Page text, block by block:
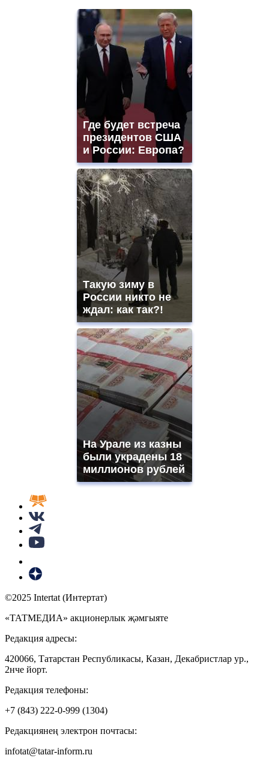
Где будет встреча
президентов США
и России: Европа?
Такую зиму в
России никто не
ждал: как так?!
На Урале из казны
были украдены 18
миллионов рублей
©2025 Intertat (Интертат)
«ТАТМЕДИА» акционерлык җәмгыяте
Редакция адресы:
420066, Татарстан Республикасы, Казан, Декабристлар ур.,
2нче йорт.
Редакция телефоны:
+7 (843) 222-0-999 (1304)
Редакциянең электрон почтасы:
infotat@tatar-inform.ru